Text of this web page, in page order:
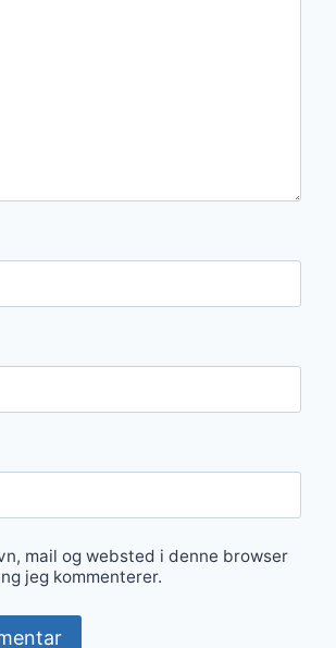
mail og websted i denne browser
jeg kommenterer.